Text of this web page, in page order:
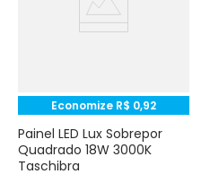
Economize R$ 0,92
Painel LED Lux Sobrepor
Quadrado 18W 3000K
Taschibra